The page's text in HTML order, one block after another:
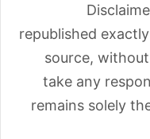
republished
source,
take any
remains solely